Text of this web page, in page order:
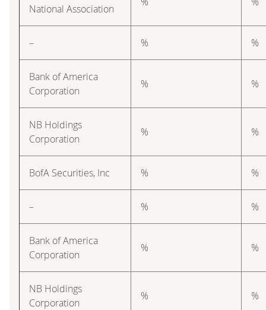
National Association
– % %
Bank of America
Corporation
% %
NB Holdings
Corporation
% %
BofA Securities, Inc % %
– % %
Bank of America
Corporation
% %
NB Holdings
Corporation
% %